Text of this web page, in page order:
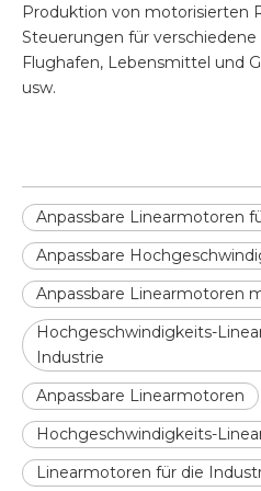
Produktion von motorisierten
Steuerungen für verschiedene
Flughafen, Lebensmittel und
usw.
Anpassbare Linearmotoren
Anpassbare
Anpassbare Linearmotoren
Hochgeschwindigkeits-
Industrie
Anpassbare Linearmotoren
Hochgeschwindigkeits-
Linearmotoren für die